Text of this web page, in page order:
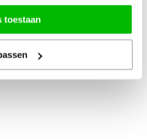
toestaan
BE!